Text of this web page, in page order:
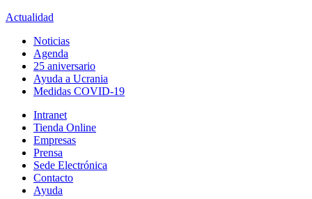
Actualidad
Noticias
Agenda
25 aniversario
Ayuda a Ucrania
Medidas COVID-19
Intranet
Tienda Online
Empresas
Prensa
Sede Electrónica
Contacto
Ayuda